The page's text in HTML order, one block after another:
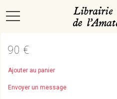
90 €
Ajouter au panier
Envoyer un message